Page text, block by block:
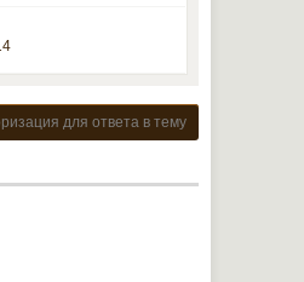
для ответа в тему